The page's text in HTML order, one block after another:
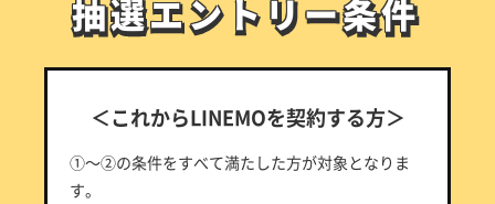
抽選エントリー条件
抽選エントリー条件
＜これからLINEMOを契約する方＞
①～②の条件をすべて満たした方が対象となりま
す。